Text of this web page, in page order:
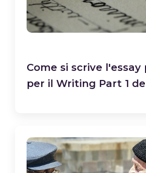
Come si scrive
per il Writing Part 1